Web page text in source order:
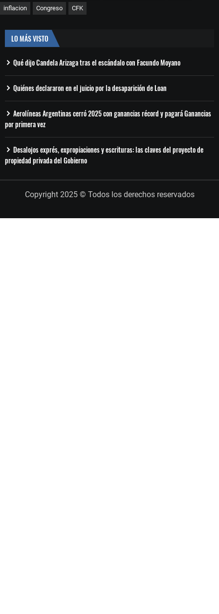
inflacion Congreso CFK
LO MÁS VISTO
Qué dijo Candela Arizaga tras el escándalo con Facundo Moyano
Quiénes declararon en el juicio por la desaparición de Loan
Aerolíneas Argentinas cerró 2025 con ganancias récord y pagará Ganancias
por primera vez
Desalojos exprés, expropiaciones y escrituras: las claves del proyecto de
propiedad privada del Gobierno
Copyright 2025 © Todos los derechos reservados